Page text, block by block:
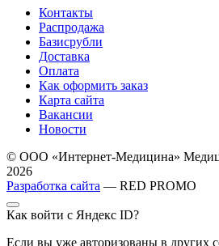
Контакты
Распродажа
Базисрубли
Доставка
Оплата
Как оформить заказ
Карта сайта
Вакансии
Новости
© ООО «Интернет-Медицина»
2026
Разработка сайта — RED PROMO
Как войти с Яндекс ID?
Если вы уже авторизованы в других